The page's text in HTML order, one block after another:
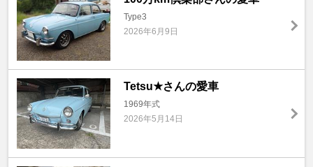
Type3
2026年6月9日
Tetsu★さんの愛車
1969年式
2026年5月14日